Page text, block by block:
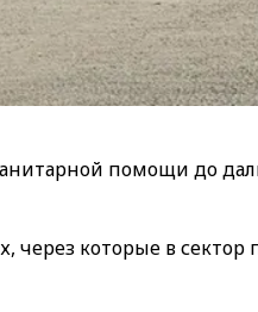
помощи до
которые в сектор